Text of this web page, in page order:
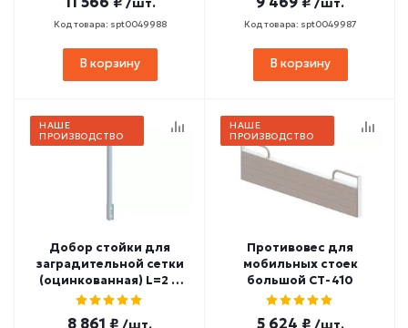
Код товара: spt0049988
В корзину
Код товара: spt0049987
В корзину
НАШЕ
ПРОИЗВОДСТВО
Добор стойки для
заградительной сетки
(оцинкованная) L=2 м
СТ-455
8 861 ₽ /шт.
НАШЕ
ПРОИЗВОДСТВО
Противовес для
мобильных стоек
большой СТ-410
5 624 ₽ /шт.